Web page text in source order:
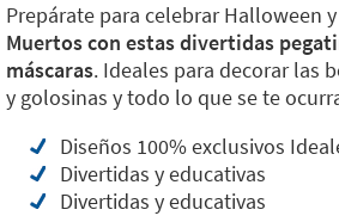
Prepárate para celebrar Halloween
Muertos con estas divertidas
máscaras. Ideales para decorar las
y golosinas y todo lo que se te
Diseños 100% exclusivos
Divertidas y educativas
Divertidas y educativas